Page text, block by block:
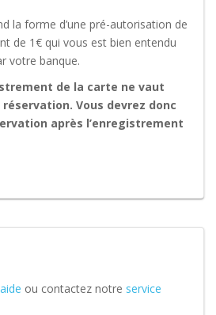
la forme d’une pré-autorisation de
de 1€ qui vous est bien entendu
votre banque.
de la carte ne vaut
Vous devrez donc
après l’enregistrement
ou contactez notre service